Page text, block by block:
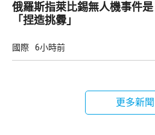
俄羅斯指萊比錫無人機事件是
「捏造挑釁」
國際 6小時前
更多新聞